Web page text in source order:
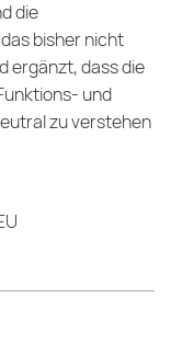
die
bisher nicht
ergänzt, dass die
und
zu verstehen